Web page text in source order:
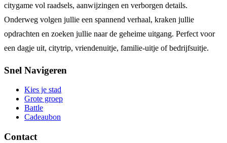
citygame vol raadsels, aanwijzingen en verborgen details.
Onderweg volgen jullie een spannend verhaal, kraken jullie
opdrachten en zoeken jullie naar de geheime uitgang. Perfect voor
een dagje uit, citytrip, vriendenuitje, familie-uitje of bedrijfsuitje.
Snel Navigeren
Kies je stad
Grote groep
Battle
Cadeaubon
Contact